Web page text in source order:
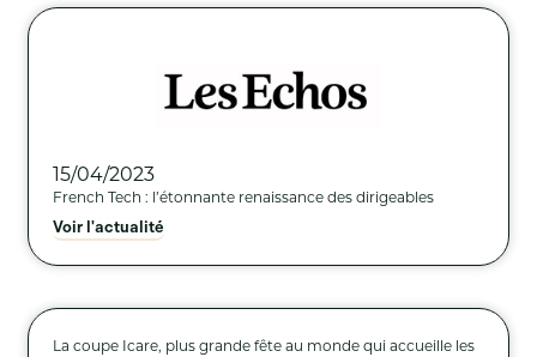
15/04/2023
French Tech : l’étonnante renaissance des dirigeables
Voir l'actualité
La coupe Icare, plus grande fête au monde qui accueille les